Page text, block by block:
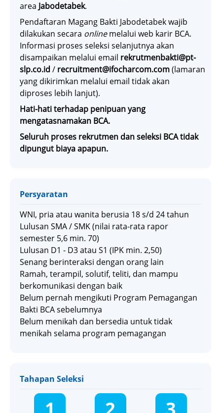
area Jabodetabek.
Pendaftaran Magang Bakti Jabodetabek wajib
dilakukan secara onlinemelalui web karir BCA.
Informasi proses seleksi selanjutnya akan
disampaikan melalui email rekrutmenbakti@pt-
slp.co.id / recruitment@ifocharcom.com(lamaran
yang dikirimkan melalui email tidak akan
diproses lebih lanjut).
Hati-hati terhadap penipuan yang
mengatasnamakan BCA.
Seluruh proses rekrutmen dan seleksi BCA tidak
dipungut biaya apapun.
Persyaratan
WNI, pria atau wanita berusia 18 s/d 24 tahun
Lulusan SMA / SMK (nilai rata-rata rapor
semester 5,6 min. 70)
Lulusan D1 - D3 atau S1 (IPK min. 2,50)
Senang berinteraksi dengan orang lain
Ramah, terampil, solutif, teliti, dan mampu
berkomunikasi dengan baik
Belum pernah mengikuti Program Pemagangan
Bakti BCA sebelumnya
Belum menikah dan bersedia untuk tidak
menikah selama program pemagangan
Tahapan Seleksi